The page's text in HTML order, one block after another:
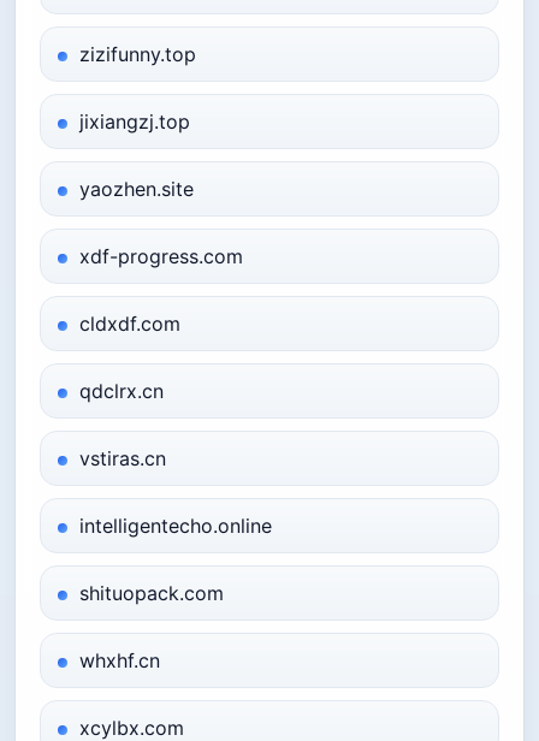
zizifunny.top
jixiangzj.top
yaozhen.site
xdf-progress.com
cldxdf.com
qdclrx.cn
vstiras.cn
intelligentecho.online
shituopack.com
whxhf.cn
xcylbx.com